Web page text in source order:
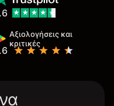
Αξιολογήσεις και
κριτικές